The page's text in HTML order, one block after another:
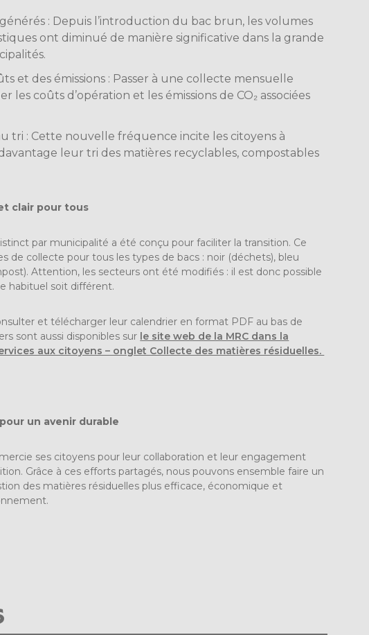
: Depuis l’introduction du bac brun, les volumes
ont diminué de manière significative dans la grande
et des émissions : Passer à une collecte mensuelle
les coûts d’opération et les émissions de CO₂ associées
tri : Cette nouvelle fréquence incite les citoyens à
leur tri des matières recyclables, compostables
clair pour tous
par municipalité a été conçu pour faciliter la transition. Ce
de collecte pour tous les types de bacs : noir (déchets), bleu
Attention, les secteurs ont été modifiés : il est donc possible
habituel soit différent.
et télécharger leur calendrier en format PDF au bas de
sont aussi disponibles sur le site web de la MRC dans la
aux citoyens – onglet Collecte des matières résiduelles.
un avenir durable
ses citoyens pour leur collaboration et leur engagement
Grâce à ces efforts partagés, nous pouvons ensemble faire un
des matières résiduelles plus efficace, économique et